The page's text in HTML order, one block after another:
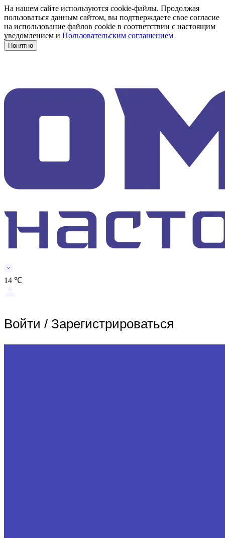
На нашем сайте используются cookie-файлы. Продолжая
пользоваться данным сайтом, вы подтверждаете свое согласие
на использование файлов cookie в соответствии с настоящим
уведомлением и Пользовательским соглашением
Понятно
14 ℃
Войти / Зарегистрироваться